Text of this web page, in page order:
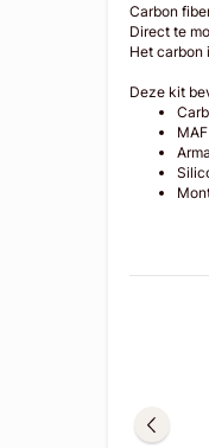
Carbon
Direct te
Het carbon
Deze kit